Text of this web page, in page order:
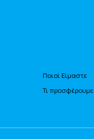
Ποιοί Είμαστε
Τι προσφέρουμε